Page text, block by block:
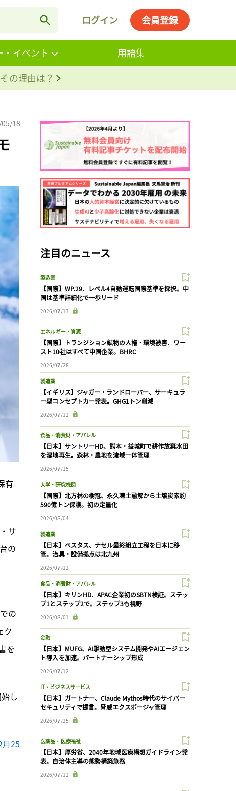
ログイン 会員登録
・イベント
用語集
の理由は？
18
有
サ
の
の
ク
を
し
月25
注目のニュース
製造業
【国際】WP.29、レベル4自動運転国際基準を採択。中
国は基準詳細化で一歩リード
2026/07/13
エネルギー・資源
【国際】トランジション鉱物の人権・環境被害、ワー
スト10社はすべて中国企業。BHRC
2026/07/28
製造業
【イギリス】ジャガー・ランドローバー、サーキュラ
ー型コンセプトカー発表。GHG1トン削減
2026/07/12
食品・消費財・アパレル
【日本】サントリーHD、熊本・益城町で耕作放棄水田
を湿地再生。森林・農地を流域一体管理
2026/07/15
大学・研究機関
【国際】北方林の樹冠、永久凍土融解から土壌炭素約
590億トン保護。初の定量化
2026/08/04
製造業
【日本】ベスタス、ナセル最終組立工程を日本に移
管。治具・設備拠点は北九州
2026/07/12
食品・消費財・アパレル
【日本】キリンHD、APAC企業初のSBTN検証。ステッ
プ1とステップ2で。ステップ3も視野
2026/08/01
金融
【日本】MUFG、AI駆動型システム開発やAIエージェン
ト導入を加速。パートナーシップ形成
2026/07/12
IT・ビジネスサービス
【日本】ガートナー、Claude Mythos時代のサイバー
セキュリティで提言。脅威エクスポージャ管理
2026/07/25
医薬品・医療福祉
【日本】厚労省、2040年地域医療構想ガイドライン発
表。自治体主導の態勢構築急務
2026/07/12